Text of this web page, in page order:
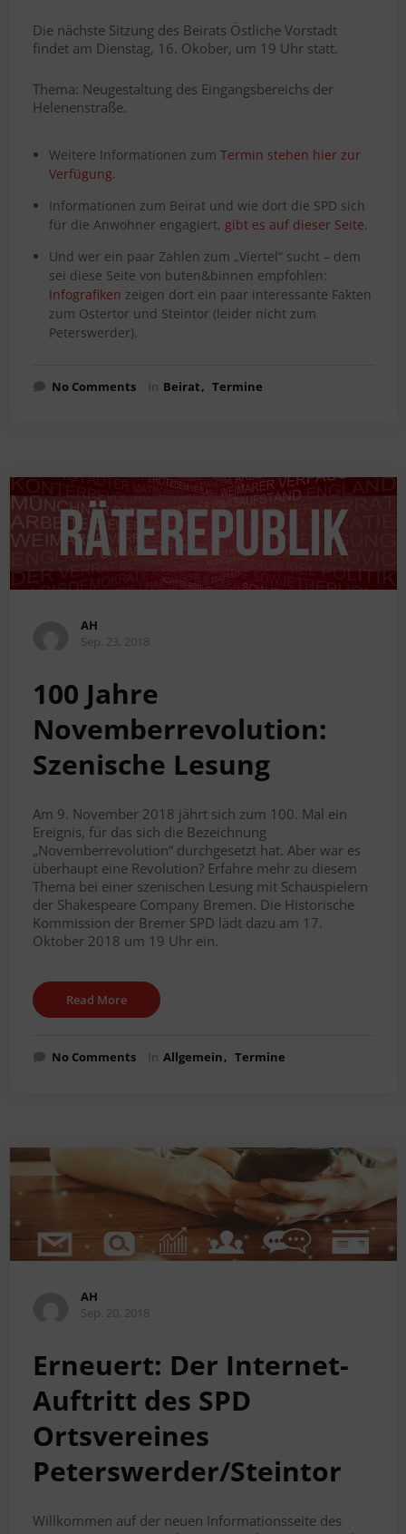
Die nächste Sitzung des Beirats Östliche Vorstadt
findet am Dienstag, 16. Okober, um 19 Uhr statt.
Thema: Neugestaltung des Eingangsbereichs der
Helenenstraße.
Weitere Informationen zum Termin stehen hier zur
Verfügung.
Informationen zum Beirat und wie dort die SPD sich
für die Anwohner engagiert, gibt es auf dieser Seite.
Und wer ein paar Zahlen zum „Viertel“ sucht – dem
sei diese Seite von buten&binnen empfohlen:
Infografiken zeigen dort ein paar interessante Fakten
zum Ostertor und Steintor (leider nicht zum
Peterswerder).
No Comments In Beirat Termine
AH
Sep. 23, 2018
100 Jahre
Novemberrevolution:
Szenische Lesung
Am 9. November 2018 jährt sich zum 100. Mal ein
Ereignis, für das sich die Bezeichnung
„Novemberrevolution“ durchgesetzt hat. Aber war es
überhaupt eine Revolution? Erfahre mehr zu diesem
Thema bei einer szenischen Lesung mit Schauspielern
der Shakespeare Company Bremen. Die Historische
Kommission der Bremer SPD lädt dazu am 17.
Oktober 2018 um 19 Uhr ein.
Read More
No Comments In Allgemein Termine
AH
Sep. 20, 2018
Erneuert: Der Internet-
Auftritt des SPD
Ortsvereines
Peterswerder/Steintor
Willkommen auf der neuen Informationsseite des